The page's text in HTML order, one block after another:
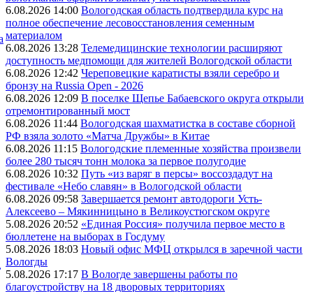
6.08.2026 14:00 Вологодская область подтвердила курс на
полное обеспечение лесовосстановления семенным
материалом
6.08.2026 13:28 Телемедицинские технологии расширяют
доступность медпомощи для жителей Вологодской области
6.08.2026 12:42 Череповецкие каратисты взяли серебро и
бронзу на Russia Open - 2026
6.08.2026 12:09 В поселке Щепье Бабаевского округа открыли
отремонтированный мост
6.08.2026 11:44 Вологодская шахматистка в составе сборной
РФ взяла золото «Матча Дружбы» в Китае
6.08.2026 11:15 Вологодские племенные хозяйства произвели
более 280 тысяч тонн молока за первое полугодие
6.08.2026 10:32 Путь «из варяг в персы» воссоздадут на
фестивале «Небо славян» в Вологодской области
6.08.2026 09:58 Завершается ремонт автодороги Усть-
Алексеево – Мякинницыно в Великоустюгском округе
5.08.2026 20:52 «Единая Россия» получила первое место в
бюллетене на выборах в Госдуму
5.08.2026 18:03 Новый офис МФЦ открылся в заречной части
Вологды
5.08.2026 17:17 В Вологде завершены работы по
благоустройству на 18 дворовых территориях